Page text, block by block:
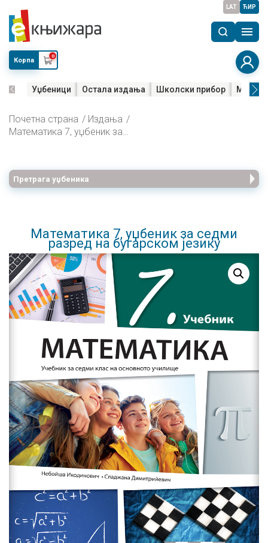
LAT ЋИР
Корпа
0
Уџбеници Остала издања Школски прибор Мала
Почетна страна
Издања
Математика 7, уџбеник за седми разред на бугарском језику
Претрага уџбеника
Математика 7, уџбеник за седми
разред на бугарском језику